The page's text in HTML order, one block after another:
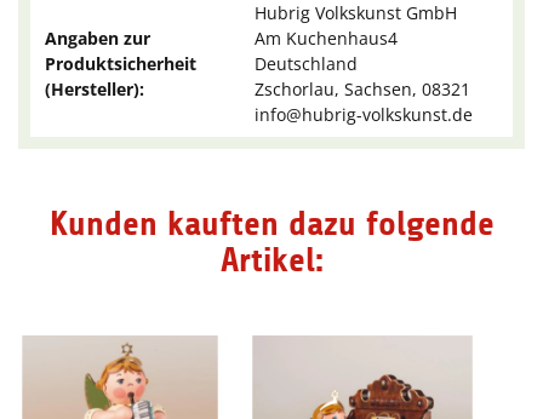
Angaben zur
Produktsicherheit
(Hersteller):
Hubrig Volkskunst GmbH
Am Kuchenhaus4
Deutschland
Zschorlau, Sachsen, 08321
info@hubrig-volkskunst.de
Kunden kauften dazu folgende
Artikel: